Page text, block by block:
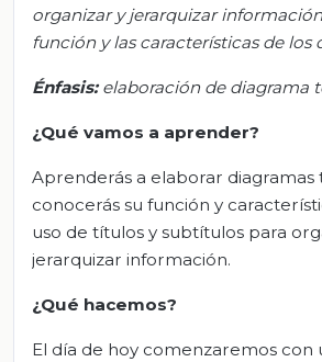
organizar y jerarquizar
función y las características de los
Énfasis:elaboración de diagrama
¿Qué vamos a aprender?
Aprenderás a elaborar diagramas
conocerás su función y
uso de títulos y subtítulos para
jerarquizar información.
¿Qué hacemos?
El día de hoy comenzaremos con